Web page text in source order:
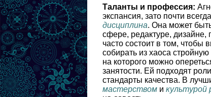
Таланты и профессия:
экспансия, зато почти
дисциплина. Она может
сфере, редактуре, дизайне,
часто состоит в том, чтобы
собирать из хаоса
на которого можно
занятости. Ей подходят
стандарты качества. В
мастерством и культурой